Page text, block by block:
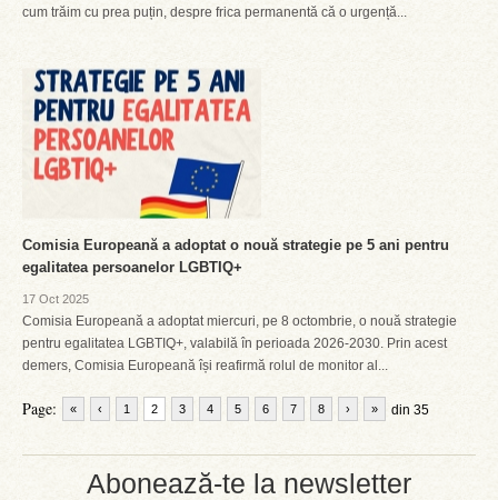
Abonează-te la newsletter
cum trăim cu prea puțin, despre frica permanentă că o urgență...
Comisia Europeană a adoptat o nouă strategie pe 5 ani pentru
egalitatea persoanelor LGBTIQ+
17 Oct 2025
Comisia Europeană a adoptat miercuri, pe 8 octombrie, o nouă strategie
pentru egalitatea LGBTIQ+, valabilă în perioada 2026-2030. Prin acest
demers, Comisia Europeană își reafirmă rolul de monitor al...
Page: « ‹ 1 2 3 4 5 6 7 8 din 35
› »